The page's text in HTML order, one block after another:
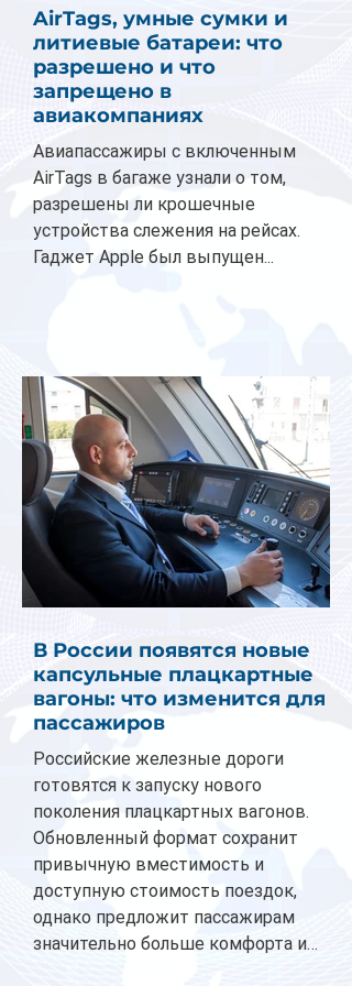
AirTags, умные сумки и
литиевые батареи: что
разрешено и что
запрещено в
авиакомпаниях
Авиапассажиры с включенным
AirTags в багаже узнали о том,
разрешены ли крошечные
устройства слежения на рейсах.
Гаджет Apple был выпущен...
В России появятся новые
капсульные плацкартные
вагоны: что изменится для
пассажиров
Российские железные дороги
готовятся к запуску нового
поколения плацкартных вагонов.
Обновленный формат сохранит
привычную вместимость и
доступную стоимость поездок,
однако предложит пассажирам
значительно больше комфорта и